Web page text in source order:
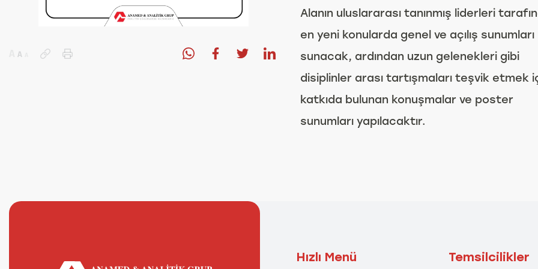
Alanın uluslararası tanınmış liderleri
en yeni konularda genel ve açılış sunumları
sunacak, ardından uzun gelenekleri gibi
disiplinler arası tartışmaları teşvik etmek
katkıda bulunan konuşmalar ve poster
sunumları yapılacaktır.
Hızlı Menü Temsilcilikler